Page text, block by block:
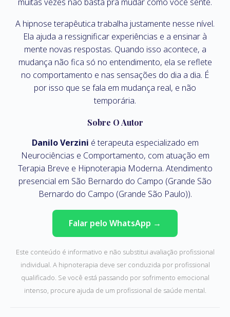
A hipnose terapêutica trabalha justamente nesse nível.
Ela ajuda a ressignificar experiências e a ensinar à
mente novas respostas. Quando isso acontece, a
mudança não fica só no entendimento, ela se reflete
no comportamento e nas sensações do dia a dia. É
por isso que se fala em mudança real, e não
temporária.
Sobre O Autor
Danilo Verzini é terapeuta especializado em
Neurociências e Comportamento, com atuação em
Terapia Breve e Hipnoterapia Moderna. Atendimento
presencial em São Bernardo do Campo (Grande São
Bernardo do Campo (Grande São Paulo)).
Falar pelo WhatsApp →
Este conteúdo é informativo e não substitui avaliação profissional
individual. A hipnoterapia deve ser conduzida por profissional
qualificado. Se você está passando por sofrimento emocional
intenso, procure ajuda de um profissional de saúde mental.